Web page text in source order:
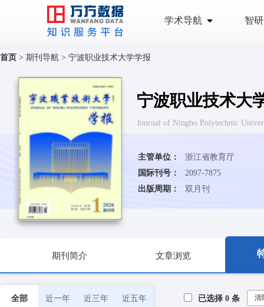
学术导航 智
首页 > 期刊导航 > 宁波职业技术大学学报
宁波职业技术大
Journal of Ningbo Polytechnic
主管单位：
浙江省教育厅
国际刊号：
2097-7875
出版周期：
双月刊
期刊简介 文章浏览
全部 近一年 近三年 近五年 已选择 0 条 清